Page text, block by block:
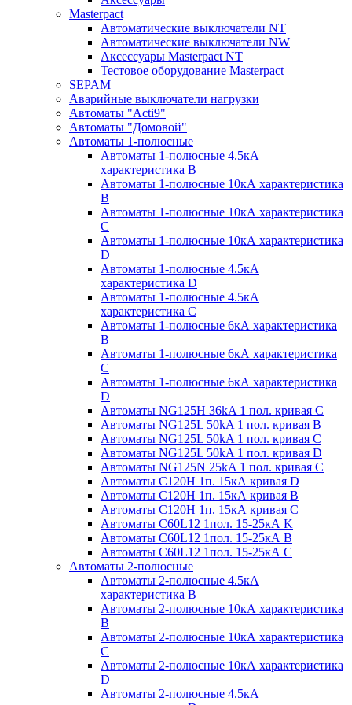
Masterpact
Автоматические выключатели NT
Автоматические выключатели NW
Аксессуары Masterpact NT
Тестовое оборудование Masterpact
SEPAM
Аварийные выключатели нагрузки
Автоматы "Acti9"
Автоматы "Домовой"
Автоматы 1-полюсные
Автоматы 1-полюсные 4.5кА
характеристика В
Автоматы 1-полюсные 10кА характеристика
B
Автоматы 1-полюсные 10кА характеристика
C
Автоматы 1-полюсные 10кА характеристика
D
Автоматы 1-полюсные 4.5кА
характеристика D
Автоматы 1-полюсные 4.5кА
характеристика С
Автоматы 1-полюсные 6кА характеристика
B
Автоматы 1-полюсные 6кА характеристика
C
Автоматы 1-полюсные 6кА характеристика
D
Автоматы NG125H 36kA 1 пол. кривая C
Автоматы NG125L 50kA 1 пол. кривая B
Автоматы NG125L 50kA 1 пол. кривая C
Автоматы NG125L 50kA 1 пол. кривая D
Автоматы NG125N 25kA 1 пол. кривая C
Автоматы С120H 1п. 15кА кривая D
Автоматы С120H 1п. 15кА кривая В
Автоматы С120H 1п. 15кА кривая С
Автоматы С60L12 1пол. 15-25кА K
Автоматы С60L12 1пол. 15-25кА В
Автоматы С60L12 1пол. 15-25кА С
Автоматы 2-полюсные
Автоматы 2-полюсные 4.5кА
характеристика В
Автоматы 2-полюсные 10кА характеристика
B
Автоматы 2-полюсные 10кА характеристика
C
Автоматы 2-полюсные 10кА характеристика
D
Автоматы 2-полюсные 4.5кА